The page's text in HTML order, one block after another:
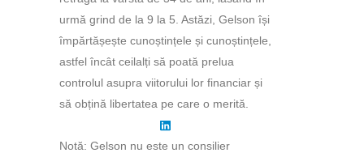
urmă grind de la 9 la 5. Astăzi, Gelson își
împărtășește cunoștințele și cunoștințele,
astfel încât ceilalți să poată prelua
controlul asupra viitorului lor financiar și
să obțină libertatea pe care o merită.
Notă: Gelson nu este un consilier